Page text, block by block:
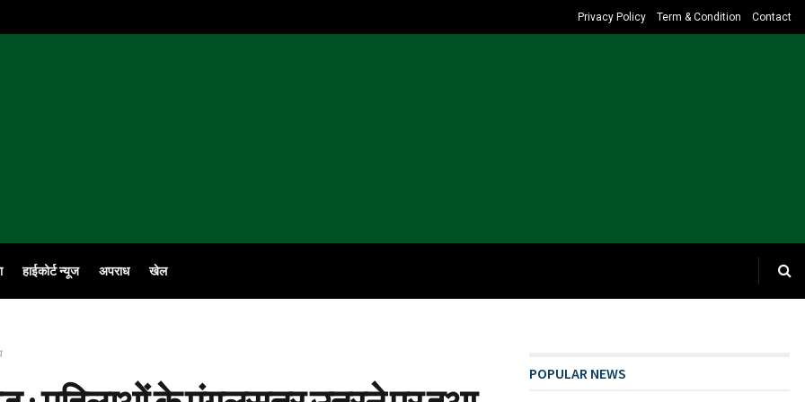
Privacy Policy Term & Condition Contact
हाईकोर्ट न्यूज अपराध खेल
POPULAR NEWS